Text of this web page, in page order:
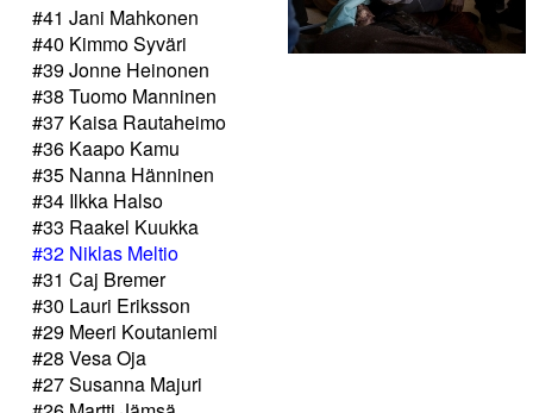
#41 Jani Mahkonen
#40 Kimmo Syväri
#39 Jonne Heinonen
#38 Tuomo Manninen
#37 Kaisa Rautaheimo
#36 Kaapo Kamu
#35 Nanna Hänninen
#34 Ilkka Halso
#33 Raakel Kuukka
#32 Niklas Meltio
#31 Caj Bremer
#30 Lauri Eriksson
#29 Meeri Koutaniemi
#28 Vesa Oja
#27 Susanna Majuri